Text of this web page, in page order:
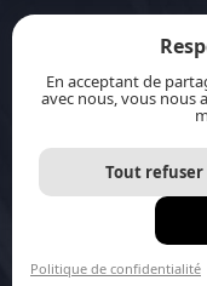
jurisource.ca
Justice du
d’action pour
Protection-
Distantia
En acceptant de
avec nous, vous nous
Tout refuser
Politique de confidentialité